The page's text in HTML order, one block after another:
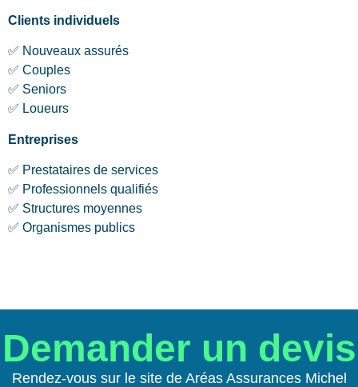
Clients individuels
✅ Nouveaux assurés
✅ Couples
✅ Seniors
✅ Loueurs
Entreprises
✅ Prestataires de services
✅ Professionnels qualifiés
✅ Structures moyennes
✅ Organismes publics
Demander un devis
Rendez-vous sur le site de Aréas Assurances Michel